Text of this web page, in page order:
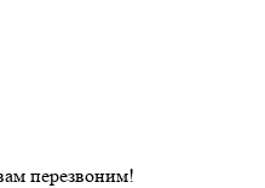
перезвоним!